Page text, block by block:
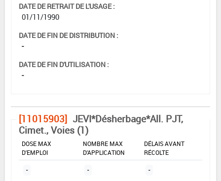
DATE DE RETRAIT DE L'USAGE :
01/11/1990
DATE DE FIN DE DISTRIBUTION :
-
DATE DE FIN D'UTILISATION :
-
[11015903] JEVI*Désherbage*All. PJT,
Cimet., Voies (1)
DOSE MAX
D'EMPLOI
NOMBRE MAX
D'APPLICATION
DÉLAIS AVANT
RÉCOLTE
- - -